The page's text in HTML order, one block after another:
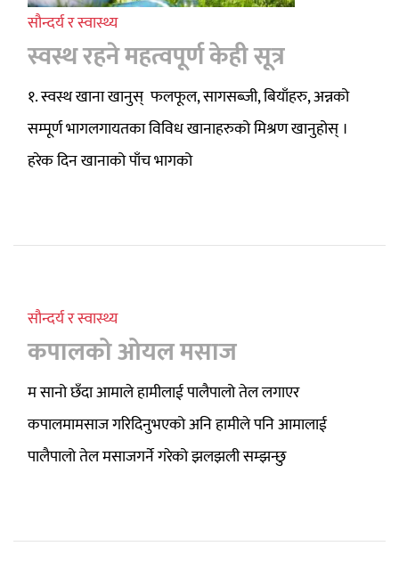
सौन्दर्य र स्वास्थ्य
स्वस्थ रहने महत्वपूर्ण केही सूत्र
१. स्वस्थ खाना खानुस् फलफूल, सागसब्जी, बियाँहरु, अन्नको
सम्पूर्ण भागलगायतका विविध खानाहरुको मिश्रण खानुहोस् ।
हरेक दिन खानाको पाँच भागको
सौन्दर्य र स्वास्थ्य
कपालको ओयल मसाज
म सानो छँदा आमाले हामीलाई पालैपालो तेल लगाएर
कपालमामसाज गरिदिनुभएको अनि हामीले पनि आमालाई
पालैपालो तेल मसाजगर्ने गरेको झलझली सम्झन्छु